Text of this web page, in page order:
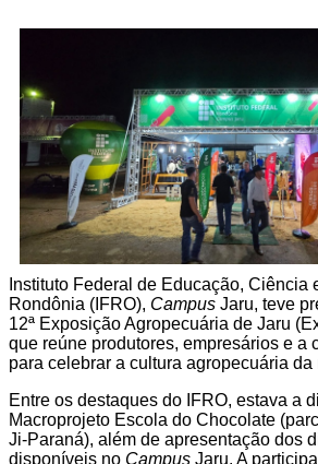
Instituto Federal de Educação, Ciência
Rondônia (IFRO), Campus Jaru, teve
12ª Exposição Agropecuária de Jaru
que reúne produtores, empresários e a
para celebrar a cultura agropecuária da
Entre os destaques do IFRO, estava a
Macroprojeto Escola do Chocolate
Ji-Paraná), além de apresentação dos
disponíveis no Campus Jaru. A